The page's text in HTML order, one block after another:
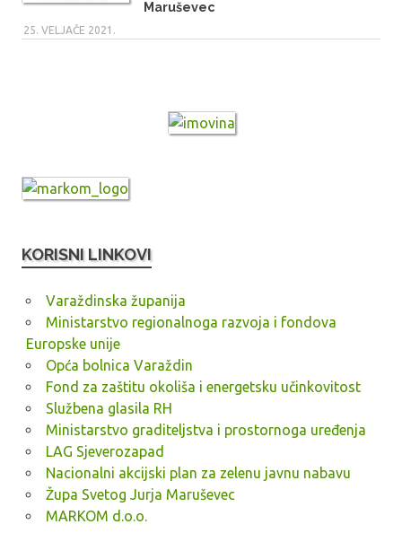
Maruševec
25. VELJAČE 2021.
KORISNI LINKOVI
Varaždinska županija
Ministarstvo regionalnoga razvoja i fondova
Europske unije
Opća bolnica Varaždin
Fond za zaštitu okoliša i energetsku učinkovitost
Službena glasila RH
Ministarstvo graditeljstva i prostornoga uređenja
LAG Sjeverozapad
Nacionalni akcijski plan za zelenu javnu nabavu
Župa Svetog Jurja Maruševec
MARKOM d.o.o.